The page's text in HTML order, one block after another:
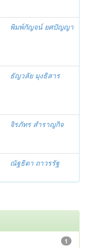
พิมพ์กัญจน์ ยศปัญญา
ธัญวลัย มุงธิสาร
จิรภัทร สำราญกิจ
ณัฐธิดา ถาวรรัฐ
1